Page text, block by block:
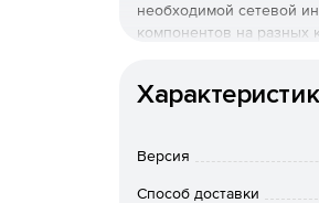
необходимой сетевой
компонентов на разных
Remote Console и Remote
Мониторинг SNMP-
Версия
Способ доставки